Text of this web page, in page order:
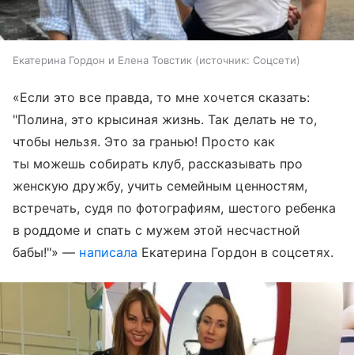
Екатерина Гордон и Елена Товстик источник: Соцсети
«Если это все правда, то мне хочется сказать:
"Полина, это крысиная жизнь. Так делать не то,
чтобы нельзя. Это за гранью! Просто как
ты можешь собирать клуб, рассказывать про
женскую дружбу, учить семейным ценностям,
встречать, судя по фотографиям, шестого ребенка
в роддоме и спать с мужем этой несчастной
бабы!"» — написала Екатерина Гордон в соцсетях.